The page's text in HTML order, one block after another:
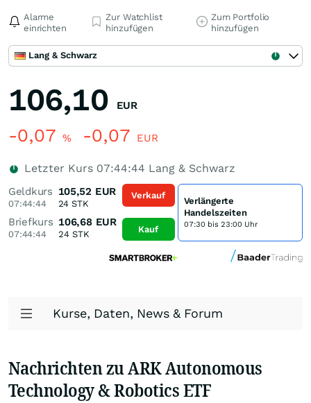
Alarme
einrichten
Zur Watchlist
hinzufügen
Zum Portfolio
hinzufügen
Lang & Schwarz
106,10 EUR
-0,07 % -0,07 EUR
Letzter Kurs 07:44:44 Lang & Schwarz
Geldkurs
07:44:44
105,52 EUR
24 STK
Briefkurs
07:44:44
106,68 EUR
24 STK
Verkauf
Kauf
Verlängerte
Handelszeiten
07:30 bis 23:00 Uhr
Kurse, Daten, News & Forum
Nachrichten zu ARK Autonomous
Technology & Robotics ETF